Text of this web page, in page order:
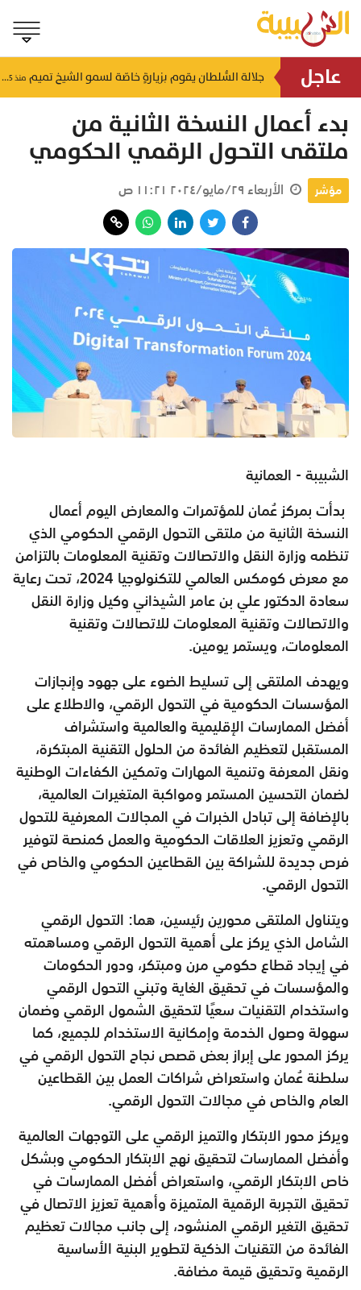
عاجل جلالة السُّلطان يقوم بزيارةٍ خاصّة لسمو الشيخ تميم منذ ٤٥ دقيقة
بدء أعمال النسخة الثانية من
ملتقى التحول الرقمي الحكومي
مؤشر الأربعاء ٢٩/مايو/٢٠٢٤ ١١:٢١ ص
الشبيبة - العمانية
بدأت بمركز عُمان للمؤتمرات والمعارض اليوم أعمال
النسخة الثانية من ملتقى التحول الرقمي الحكومي الذي
تنظمه وزارة النقل والاتصالات وتقنية المعلومات بالتزامن
مع معرض كومكس العالمي للتكنولوجيا 2024، تحت رعاية
سعادة الدكتور علي بن عامر الشيذاني وكيل وزارة النقل
والاتصالات وتقنية المعلومات للاتصالات وتقنية
المعلومات، ويستمر يومين.
ويهدف الملتقى إلى تسليط الضوء على جهود وإنجازات
المؤسسات الحكومية في التحول الرقمي، والاطلاع على
أفضل الممارسات الإقليمية والعالمية واستشراف
المستقبل لتعظيم الفائدة من الحلول التقنية المبتكرة،
ونقل المعرفة وتنمية المهارات وتمكين الكفاءات الوطنية
لضمان التحسين المستمر ومواكبة المتغيرات العالمية،
بالإضافة إلى تبادل الخبرات في المجالات المعرفية للتحول
الرقمي وتعزيز العلاقات الحكومية والعمل كمنصة لتوفير
فرص جديدة للشراكة بين القطاعين الحكومي والخاص في
التحول الرقمي.
ويتناول الملتقى محورين رئيسين، هما: التحول الرقمي
الشامل الذي يركز على أهمية التحول الرقمي ومساهمته
في إيجاد قطاع حكومي مرن ومبتكر، ودور الحكومات
والمؤسسات في تحقيق الغاية وتبني التحول الرقمي
واستخدام التقنيات سعيًا لتحقيق الشمول الرقمي وضمان
سهولة وصول الخدمة وإمكانية الاستخدام للجميع، كما
يركز المحور على إبراز بعض قصص نجاح التحول الرقمي في
سلطنة عُمان واستعراض شراكات العمل بين القطاعين
العام والخاص في مجالات التحول الرقمي.
ويركز محور الابتكار والتميز الرقمي على التوجهات العالمية
وأفضل الممارسات لتحقيق نهج الابتكار الحكومي وبشكل
خاص الابتكار الرقمي، واستعراض أفضل الممارسات في
تحقيق التجربة الرقمية المتميزة وأهمية تعزيز الاتصال في
تحقيق التغير الرقمي المنشود، إلى جانب مجالات تعظيم
الفائدة من التقنيات الذكية لتطوير البنية الأساسية
الرقمية وتحقيق قيمة مضافة.